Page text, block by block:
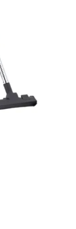
КОРЗИНУ
работ,
и
справляется
система